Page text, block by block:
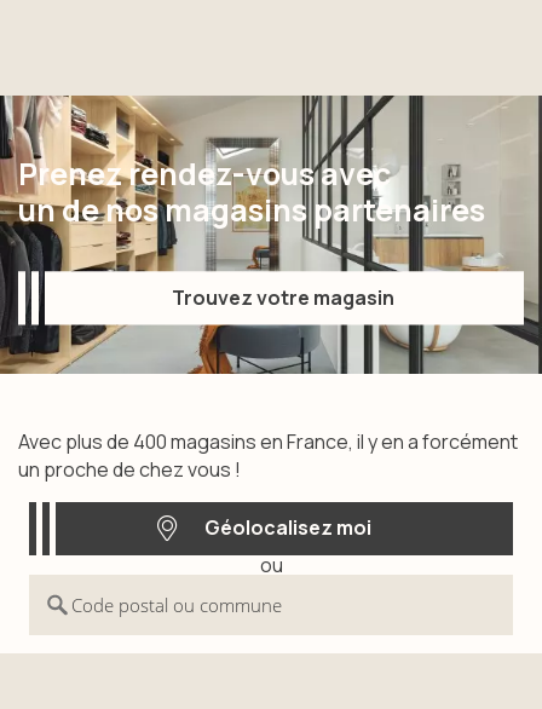
Prenez rendez-vous avec
un de nos magasins partenaires
Trouvez votre magasin
Trouvez votre magasin
Avec plus de 400 magasins en France, il y en a forcément
un proche de chez vous !
Géolocalisez moi
Géolocalisez moi
ou
Code postal ou commune